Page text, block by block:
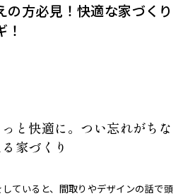
の方必見！快適な家づくり
と快適に。つい忘れがちな
家づくり
ていると、間取りやデザインの話で頭